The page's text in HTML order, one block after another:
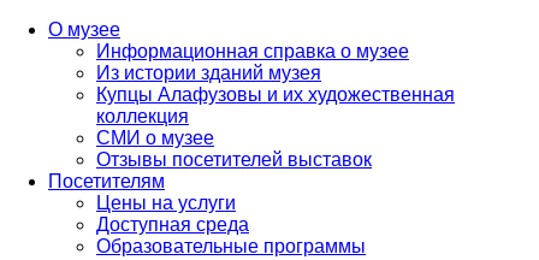
О музее
Информационная справка о музее
Из истории зданий музея
Купцы Алафузовы и их художественная
коллекция
СМИ о музее
Отзывы посетителей выставок
Посетителям
Цены на услуги
Доступная среда
Образовательные программы